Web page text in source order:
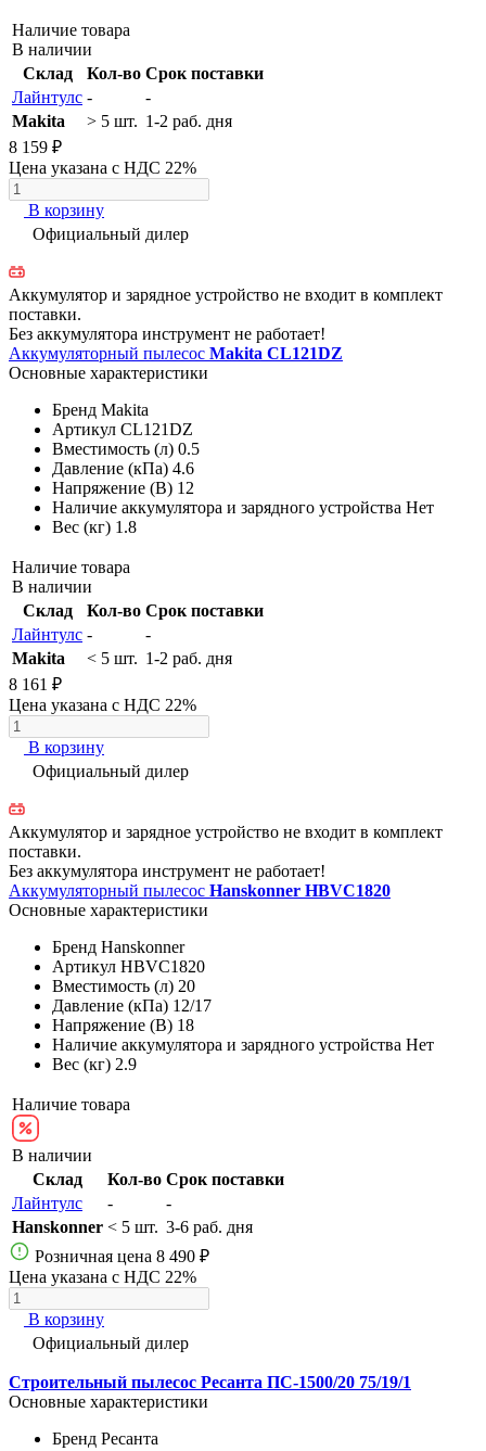
Наличие товара
В наличии
Склад
Кол-во Срок поставки
Лайнтулс -
-
Makita
> 5 шт. 1-2 раб. дня
8 159 ₽
Цена указана с НДС 22%
В корзину
Официальный дилер
Аккумулятор и зарядное устройство не входит в комплект
поставки.
Без аккумулятора инструмент не работает!
Аккумуляторный пылесос Makita CL121DZ
Основные характеристики
Бренд Makita
Артикул CL121DZ
Вместимость (л) 0.5
Давление (кПа) 4.6
Напряжение (В) 12
Наличие аккумулятора и зарядного устройства Нет
Вес (кг) 1.8
Наличие товара
В наличии
Склад
Кол-во Срок поставки
Лайнтулс -
-
Makita
< 5 шт. 1-2 раб. дня
8 161 ₽
Цена указана с НДС 22%
В корзину
Официальный дилер
Аккумулятор и зарядное устройство не входит в комплект
поставки.
Без аккумулятора инструмент не работает!
Аккумуляторный пылесос Hanskonner HBVC1820
Основные характеристики
Бренд Hanskonner
Артикул HBVC1820
Вместимость (л) 20
Давление (кПа) 12/17
Напряжение (В) 18
Наличие аккумулятора и зарядного устройства Нет
Вес (кг) 2.9
Наличие товара
В наличии
Склад
Кол-во Срок поставки
Лайнтулс
-
-
Hanskonner < 5 шт. 3-6 раб. дня
Розничная цена 8 490 ₽
Цена указана с НДС 22%
В корзину
Официальный дилер
Строительный пылесос Ресанта ПС-1500/20 75/19/1
Основные характеристики
Бренд Ресанта